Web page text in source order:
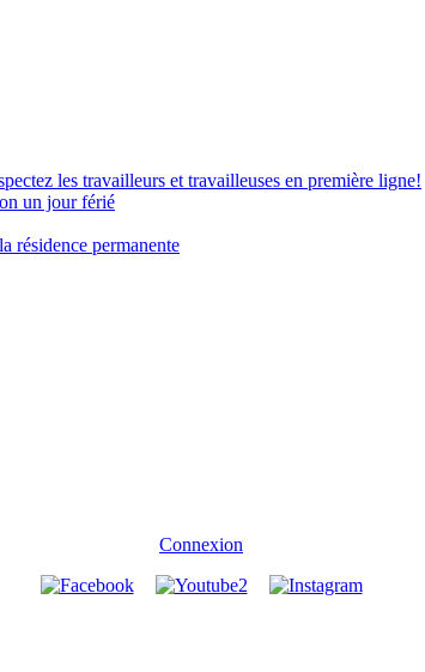
les travailleurs et travailleuses en première ligne!
un jour férié
résidence permanente
Connexion